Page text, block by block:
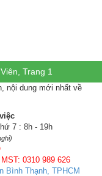
Trang 1
nội dung mới nhất về
7 : 8h - 19h
0310 989 626
Bình Thạnh, TPHCM